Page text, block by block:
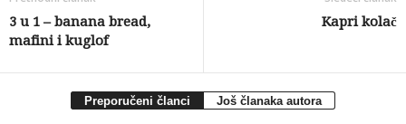
3 u 1 – banana bread,
mafini i kuglof
Kapri kolač
Preporučeni članci Još članaka autora